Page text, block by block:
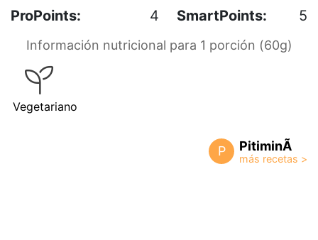
ProPoints:
4 SmartPoints: 5
Información nutricional para 1 porción (60g)
Vegetariano
P PitiminÃ­